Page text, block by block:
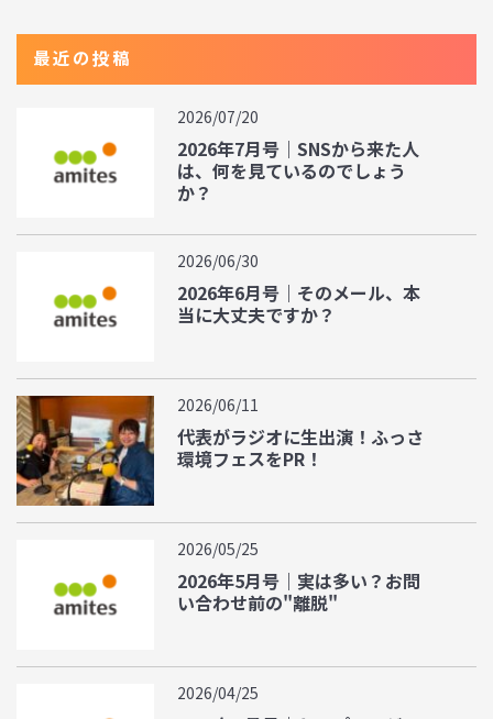
最近の投稿
2026/07/20
2026年7月号｜SNSから来た人
は、何を見ているのでしょう
か？
2026/06/30
2026年6月号｜そのメール、本
当に大丈夫ですか？
2026/06/11
代表がラジオに生出演！ふっさ
環境フェスをPR！
2026/05/25
2026年5月号｜実は多い？お問
い合わせ前の"離脱"
2026/04/25